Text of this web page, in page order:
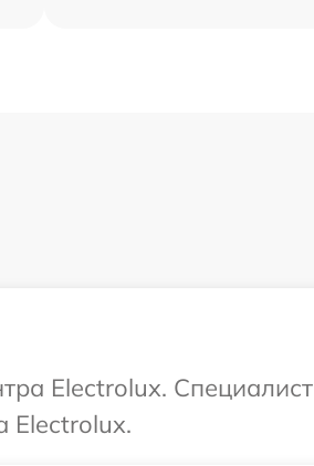
Electrolux. Специалист
Electrolux.